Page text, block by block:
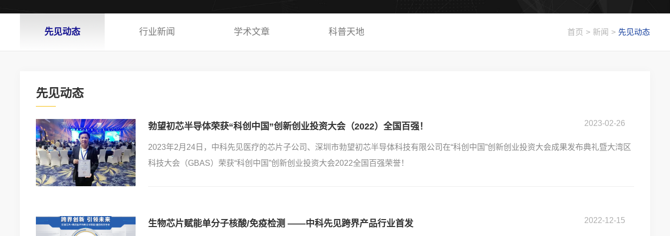
首页 > 新闻 > 先见动态
先见动态 行业新闻 学术文章 科普天地
先见动态
勃望初芯半导体荣获“科创中国”创新创业投资大会（2022）全国百强！ 2023-02-26
2023年2月24日，中科先见医疗的芯片子公司、深圳市勃望初芯半导体科技有限公司在“科创中国”创新创业投资大会成果发布典礼暨大湾区
科技大会（GBAS）荣获“科创中国”创新创业投资大会2022全国百强荣誉！
生物芯片赋能单分子核酸/免疫检测 ——中科先见跨界产品行业首发 2022-12-15